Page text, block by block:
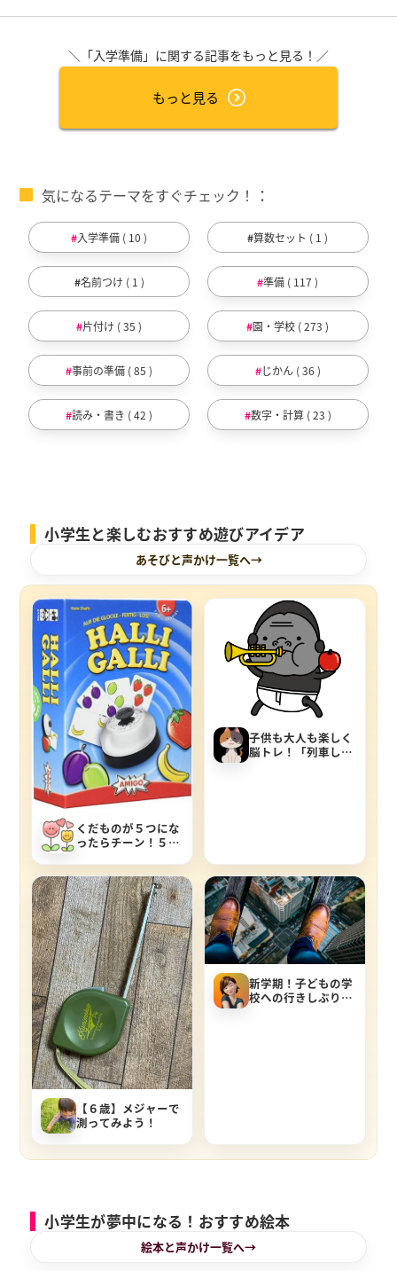
＼「入学準備」に関する記事をもっと見る！／
もっと見る
気になるテーマをすぐチェック！
入学準備 ( 10 ) 算数セット ( 1 )
名前つけ ( 1 ) 準備 ( 117 )
片付け ( 35 ) 園・学校 ( 273 )
事前の準備 ( 85 ) じかん ( 36 )
読み・書き ( 42 ) 数字・計算 ( 23 )
小学生と楽しむおすすめ遊びアイデア
あそびと声かけ一覧へ
くだものが５つにな
ったらチーン！５ま
び
子供も大人も楽しく
脳トレ！「列車しり
【６歳】メジャーで
測ってみよう！
新学期！子どもの学
校への行きしぶりに
小学生が夢中になる！おすすめ絵本
絵本と声かけ一覧へ